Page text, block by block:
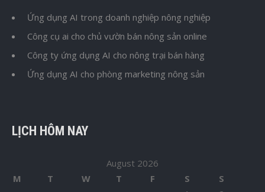
Ứng dụng AI trong doanh nghiệp nông nghiệp
Công cụ ai cho chủ vườn bán nông sản online
Công ty ứng dụng AI cho nông trại bán hàng
Ứng dụng AI cho phòng marketing nông sản
LỊCH HÔM NAY
August 2026
M
T W T F S
S